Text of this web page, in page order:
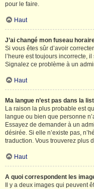
pour le faire.
Haut
J’ai changé mon fuseau
Si vous êtes sûr d’avoir
l’heure est toujours incorrecte,
Signalez ce problème à un
Haut
Ma langue n’est pas dans la
La raison la plus probable est
langue ou bien que personne
Essayez de demander à un
désirée. Si elle n’existe pas,
traduction. Vous trouverez plus
Haut
A quoi correspondent les
Il y a deux images qui peuvent